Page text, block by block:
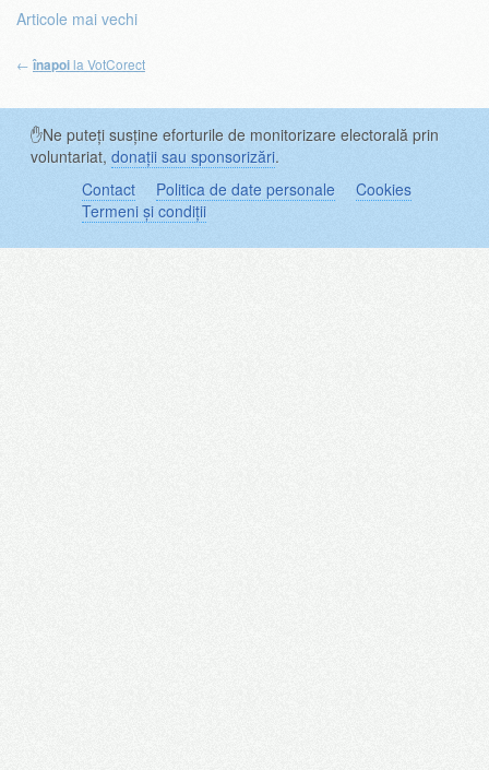
Navigare
în
articole
Articole mai vechi
← înapoila VotCorect
✋Ne puteți susține eforturile de monitorizare electorală prin
voluntariat, donații sau sponsorizări.
Contact
Politica de date personale
Cookies
Termeni și condiții